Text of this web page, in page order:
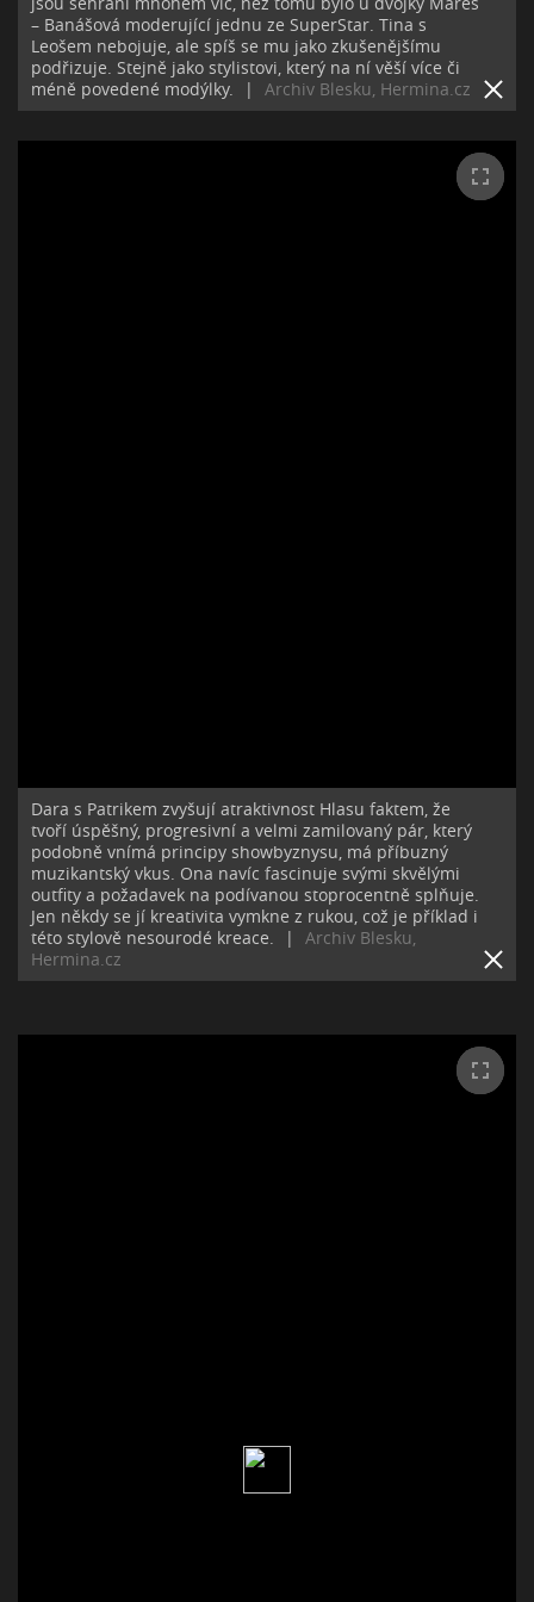
– Banášová moderující jednu ze SuperStar. Tina s
Leošem nebojuje, ale spíš se mu jako zkušenějšímu
podřizuje. Stejně jako stylistovi, který na ní věší více či
méně povedené modýlky.
| Archiv Blesku, Hermina.cz
Dara s Patrikem zvyšují atraktivnost Hlasu faktem, že
tvoří úspěšný, progresivní a velmi zamilovaný pár, který
podobně vnímá principy showbyznysu, má příbuzný
muzikantský vkus. Ona navíc fascinuje svými skvělými
outfity a požadavek na podívanou stoprocentně splňuje.
Jen někdy se jí kreativita vymkne z rukou, což je příklad i
této stylově nesourodé kreace.
|
Archiv Blesku,
Hermina.cz